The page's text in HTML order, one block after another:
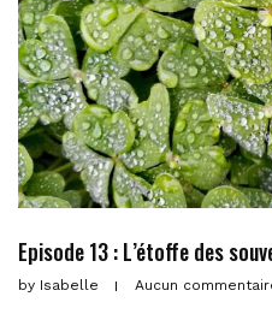
Episode 13 : L’étoffe des
by Isabelle Aucun